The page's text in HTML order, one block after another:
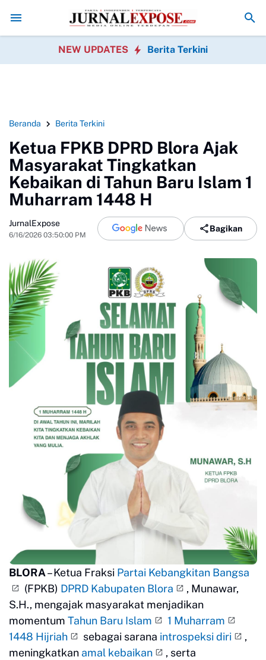
Bomang Disorot, Perawatan Pohon Dipertanyakan Orang Tua
NEW UPDATES Berita Terkini
Beranda Berita Terkini
Ketua FPKB DPRD Blora Ajak
Masyarakat Tingkatkan
Kebaikan di Tahun Baru Islam 1
Muharram 1448 H
JurnalExpose
6/16/2026 03:50:00 PM
Bagikan
BLORA– Ketua Fraksi Partai Kebangkitan Bangsa
(FPKB) DPRD Kabupaten Blora
, Munawar,
S.H., mengajak masyarakat menjadikan
momentum Tahun Baru Islam
1 Muharram
1448 Hijriah
sebagai sarana introspeksi diri
,
meningkatkan amal kebaikan
, serta